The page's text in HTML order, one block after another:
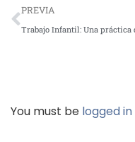
PREVIA
You must be logged in